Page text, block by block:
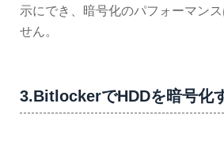
示にでき、暗号化のパフォーマン
せん。
3.BitlockerでHDDを暗号化